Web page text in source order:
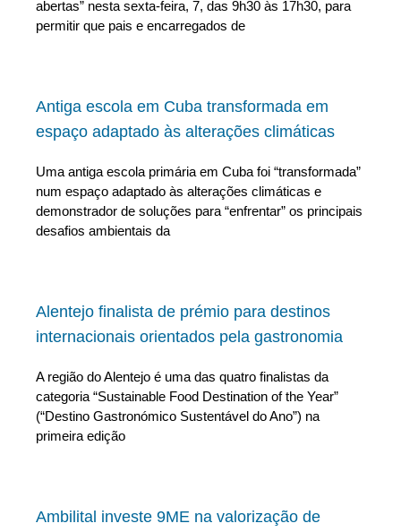
abertas” nesta sexta-feira, 7, das 9h30 às 17h30, para
permitir que pais e encarregados de
Antiga escola em Cuba transformada em
espaço adaptado às alterações climáticas
Uma antiga escola primária em Cuba foi “transformada”
num espaço adaptado às alterações climáticas e
demonstrador de soluções para “enfrentar” os principais
desafios ambientais da
Alentejo finalista de prémio para destinos
internacionais orientados pela gastronomia
A região do Alentejo é uma das quatro finalistas da
categoria “Sustainable Food Destination of the Year”
(“Destino Gastronómico Sustentável do Ano”) na
primeira edição
Ambilital investe 9ME na valorização de